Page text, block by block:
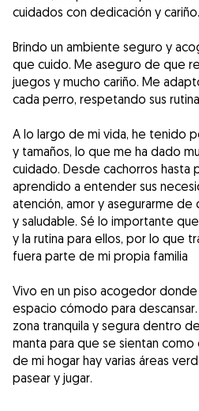
cuidados con dedicación y cariño.
Brindo un ambiente seguro y
que cuido. Me aseguro de que
juegos y mucho cariño. Me
cada perro, respetando sus
A lo largo de mi vida, he tenido
y tamaños, lo que me ha dado
cuidado. Desde cachorros hasta
aprendido a entender sus
atención, amor y asegurarme de
y saludable. Sé lo importante
y la rutina para ellos, por lo que
fuera parte de mi propia familia
Vivo en un piso acogedor
espacio cómodo para
zona tranquila y segura dentro
manta para que se sientan como
de mi hogar hay varias áreas
pasear y jugar.